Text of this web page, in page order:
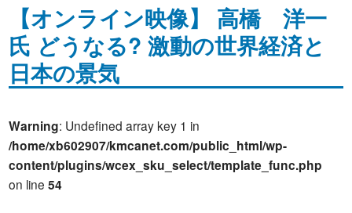
【オンライン映像】 高橋 洋一
氏 どうなる? 激動の世界経済と
日本の景気
Warning: Undefined array key 1 in
/home/xb602907/kmcanet.com/public_html/wp-
content/plugins/wcex_sku_select/template_func.php
on line54